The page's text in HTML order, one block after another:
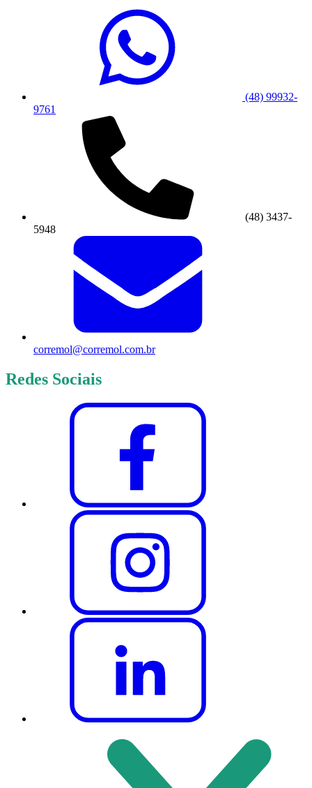
(48) 99932-
9761
(48) 3437-
5948
corremol@corremol.com.br
Redes Sociais